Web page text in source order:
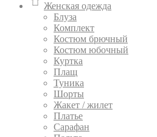
Женская одежда
Блуза
Комплект
Костюм брючный
Костюм юбочный
Куртка
Плащ
Туника
Шорты
Жакет / жилет
Платье
Сарафан